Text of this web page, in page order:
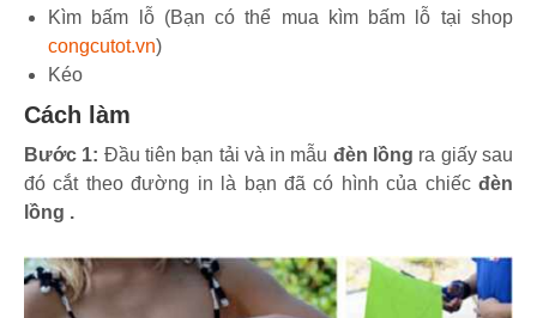
Kìm bấm lỗ (Bạn có thể mua kìm bấm lỗ tại shop
congcutot.vn)
Kéo
Cách làm
Bước 1: Đầu tiên bạn tải và in mẫu đèn lồng ra giấy sau
đó cắt theo đường in là bạn đã có hình của chiếcđèn
lồng .